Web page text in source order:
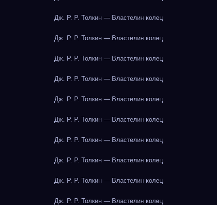
Дж. Р. Р. Толкин — Властелин колец
Дж. Р. Р. Толкин — Властелин колец
Дж. Р. Р. Толкин — Властелин колец
Дж. Р. Р. Толкин — Властелин колец
Дж. Р. Р. Толкин — Властелин колец
Дж. Р. Р. Толкин — Властелин колец
Дж. Р. Р. Толкин — Властелин колец
Дж. Р. Р. Толкин — Властелин колец
Дж. Р. Р. Толкин — Властелин колец
Дж. Р. Р. Толкин — Властелин колец